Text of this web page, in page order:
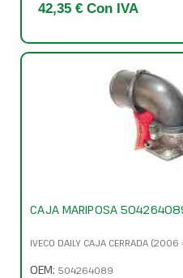
42,35 € Con IVA
CAJA MARIPOSA
IVECO DAILY CAJA CERRADA (2006
OEM: 504264089